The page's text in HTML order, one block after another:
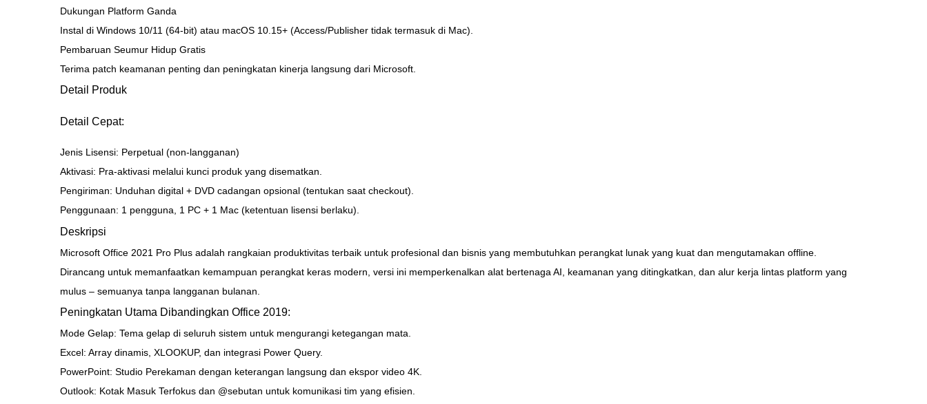
Dukungan Platform Ganda
Instal di Windows 10/11 (64-bit) atau macOS 10.15+ (Access/Publisher tidak termasuk di Mac).
Pembaruan Seumur Hidup Gratis
Terima patch keamanan penting dan peningkatan kinerja langsung dari Microsoft.
Detail Produk
Detail Cepat:
Jenis Lisensi: Perpetual (non-langganan)
Aktivasi: Pra-aktivasi melalui kunci produk yang disematkan.
Pengiriman: Unduhan digital + DVD cadangan opsional (tentukan saat checkout).
Penggunaan: 1 pengguna, 1 PC + 1 Mac (ketentuan lisensi berlaku).
Deskripsi
Microsoft Office 2021 Pro Plus adalah rangkaian produktivitas terbaik untuk profesional dan bisnis yang membutuhkan perangkat lunak yang kuat dan mengutamakan offline.
Dirancang untuk memanfaatkan kemampuan perangkat keras modern, versi ini memperkenalkan alat bertenaga AI, keamanan yang ditingkatkan, dan alur kerja lintas platform yang
mulus – semuanya tanpa langganan bulanan.
Peningkatan Utama Dibandingkan Office 2019:
Mode Gelap: Tema gelap di seluruh sistem untuk mengurangi ketegangan mata.
Excel: Array dinamis, XLOOKUP, dan integrasi Power Query.
PowerPoint: Studio Perekaman dengan keterangan langsung dan ekspor video 4K.
Outlook: Kotak Masuk Terfokus dan @sebutan untuk komunikasi tim yang efisien.